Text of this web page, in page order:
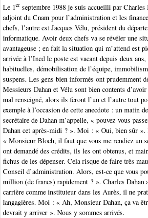
Le 1er septembre 1988 je suis accueilli par Charles
adjoint du Cnam pour l’administration et les
chefs, l’autre est Jacques Vélu, président du
informatique. Avoir deux chefs va se révéler une
avantageuse ; en fait la situation qui m’attend est
arrivée à l’Ined le poste est vacant depuis deux ans,
habituelles, démobilisation de l’équipe,
suspens. Les gens bien informés ont prudemment
Messieurs Dahan et Vélu sont bien contents
mal renseigné, alors ils feront l’un et l’autre tout
exemple à l’occasion de cette anecdote : un matin
secrétaire de Dahan m’appelle, « pouvez-vous
Dahan cet après-midi ? ». Moi : « Oui, bien sûr ».
« Monsieur Bloch, il faut que vous me rendiez un
ont demandé des crédits, ils les ont obtenus, et
fichus de les dépenser. Cela risque de faire très
Conseil d’administration. Alors, est-ce que vous
million (de francs) rapidement ? ». Charles Dahan
carrière comme instituteur dans les Aurès, il ne
langagières. Moi : « Ah, Monsieur Dahan, ça va
devrait y arriver ». Nous y sommes arrivés.